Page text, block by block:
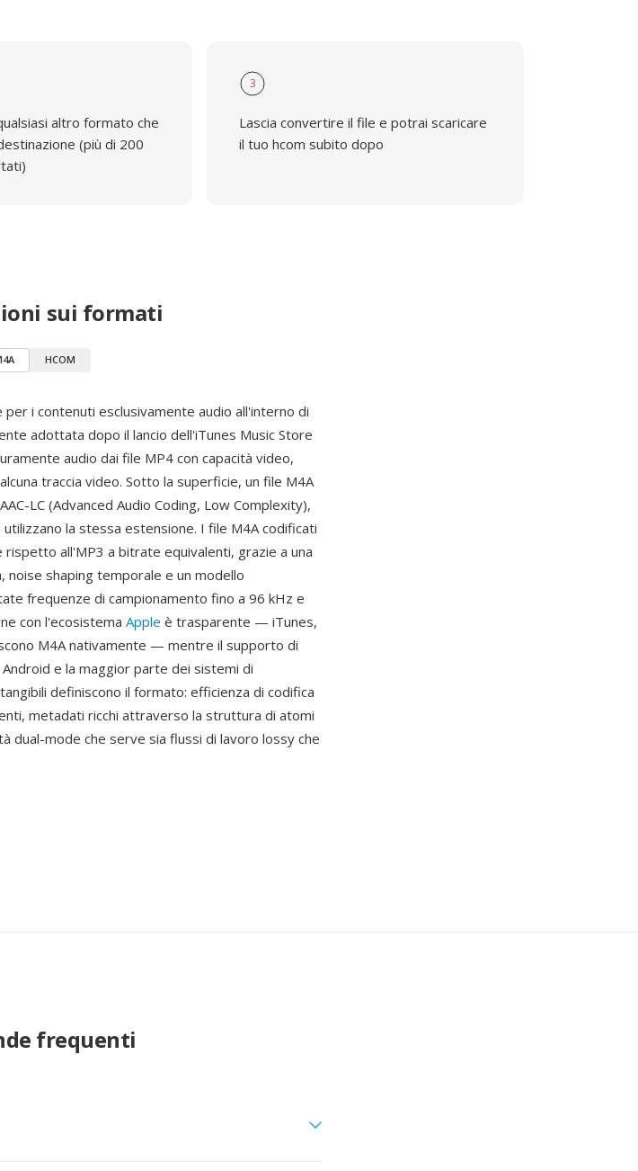
altro formato che
(più di 200
3
Lascia convertire il file e potrai scaricare
il tuo hcom subito dopo
sui formati
HCOM
i contenuti esclusivamente audio all'interno di
adottata dopo il lancio dell'iTunes Music Store
audio dai file MP4 con capacità video,
traccia video. Sotto la superficie, un file M4A
LC (Advanced Audio Coding, Low Complexity),
utilizzano la stessa estensione. I file M4A codificati
rispetto all'MP3 a bitrate equivalenti, grazie a una
shaping temporale e un modello
frequenze di campionamento fino a 96 kHz e
con l'ecosistema Apple è trasparente — iTunes,
M4A nativamente — mentre il supporto di
e la maggior parte dei sistemi di
definiscono il formato: efficienza di codifica
metadati ricchi attraverso la struttura di atomi
dual-mode che serve sia flussi di lavoro lossy che
frequenti